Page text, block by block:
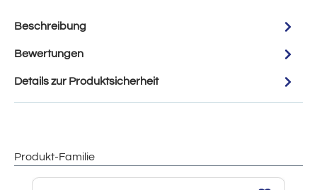
Beschreibung
Bewertungen
Details zur Produktsicherheit
Produkt-Familie
Produktgalerie überspringen